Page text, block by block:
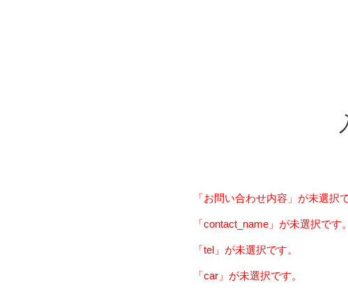
「お問い合わせ内容」が未選択で
「contact_name」が未選択です。
「tel」が未選択です。
「car」が未選択です。